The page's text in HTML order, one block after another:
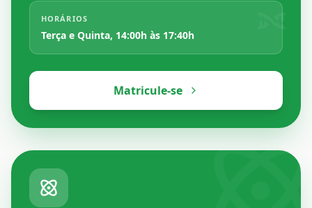
HORÁRIOS
Terça e Quinta, 14:00h às 17:40h
Matricule-se